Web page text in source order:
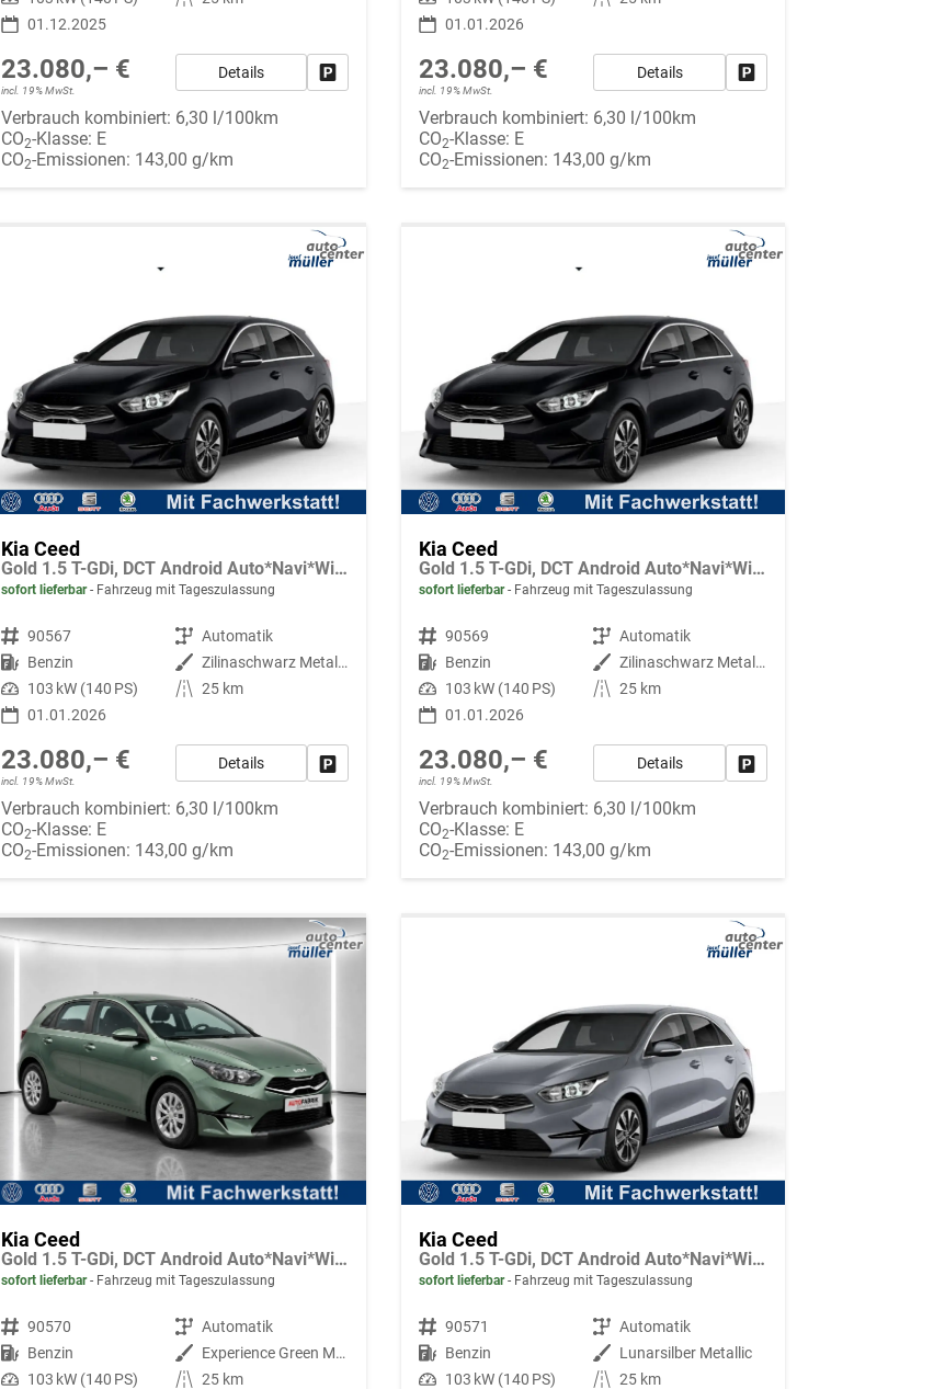
01.12.2025
23.080,– €
incl. 19% MwSt.
Details Fahrzeug parken
Verbrauch kombiniert: 6,30 l/100km
CO2-Klasse: E
CO2-Emissionen: 143,00 g/km
01.01.2026
23.080,– €
incl. 19% MwSt.
Details
Verbrauch kombiniert: 6,30 l/100km
CO2-Klasse: E
CO2-Emissionen: 143,00 g/km
Kia Ceed
Gold 1.5 T-GDi, DCT Android Auto*Navi*WinterPak*Klimaauto*16"*Kamera*PrivacyGlas*
sofort lieferbar Fahrzeug mit Tageszulassung
Fahrzeugnr. 90567 Getriebe Automatik
Kraftstoff Benzin Außenfarbe
Zilinaschwarz Metallic
Leistung 103 kW (140 PS) Kilometerstand 25 km
01.01.2026
23.080,– €
incl. 19% MwSt.
Details Fahrzeug parken
Verbrauch kombiniert: 6,30 l/100km
CO2-Klasse: E
CO2-Emissionen: 143,00 g/km
Kia Ceed
Gold 1.5 T-GDi, DCT Android Auto*Navi*WinterPak*Klimaauto*16"*Kamera*PrivacyGlas*
sofort lieferbar Fahrzeug mit Tageszulassung
Fahrzeugnr. 90569 Getriebe Automatik
Kraftstoff Benzin Außenfarbe
Zilinaschwarz Metallic
Leistung 103 kW (140 PS) Kilometerstand 25 km
01.01.2026
23.080,– €
incl. 19% MwSt.
Details
Verbrauch kombiniert: 6,30 l/100km
CO2-Klasse: E
CO2-Emissionen: 143,00 g/km
Kia Ceed
Gold 1.5 T-GDi, DCT Android Auto*Navi*WinterPak*Klimaauto*16"*Kamera*PrivacyGlas*
sofort lieferbar Fahrzeug mit Tageszulassung
Fahrzeugnr. 90570 Getriebe Automatik
Kraftstoff Benzin Außenfarbe
Experience Green Metallic
Leistung 103 kW (140 PS) Kilometerstand 25 km
Kia Ceed
Gold 1.5 T-GDi, DCT Android Auto*Navi*WinterPak*Klimaauto*16"*Kamera*PrivacyGlas*
sofort lieferbar Fahrzeug mit Tageszulassung
Fahrzeugnr. 90571 Getriebe Automatik
Kraftstoff Benzin Außenfarbe Lunarsilber Metallic
Leistung 103 kW (140 PS) Kilometerstand 25 km